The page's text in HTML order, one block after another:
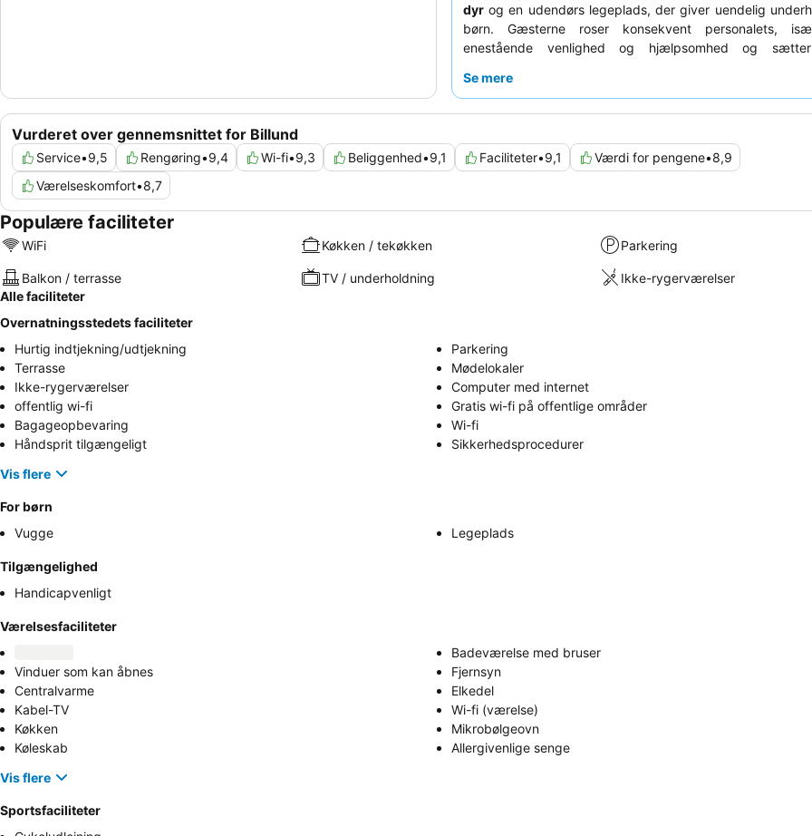
dyr og en udendørs legeplads, der giver uendelig
børn. Gæsterne roser konsekvent personalets,
enestående venlighed og hjælpsomhed og
madlavning. For en virkelig fordybende oplevelse kan du
Se mere
Vurderet over gennemsnittet for Billund
Service•9,5 Rengøring•9,4 Wi-fi•9,3 Beliggenhed•9,1 Faciliteter•9,1 Værdi for pengene•8,9
Værelseskomfort•8,7
Populære faciliteter
WiFi Køkken / tekøkken Parkering
Balkon / terrasse TV / underholdning
Ikke-rygerværelser
Alle faciliteter
Overnatningsstedets faciliteter
Hurtig indtjekning/udtjekning
Parkering
Terrasse
Mødelokaler
Ikke-rygerværelser
Computer med internet
offentlig wi-fi
Gratis wi-fi på offentlige områder
Bagageopbevaring
Wi-fi
Håndsprit tilgængeligt
Sikkerhedsprocedurer
Vis flere
For børn
Vugge
Legeplads
Tilgængelighed
Handicapvenligt
Værelsesfaciliteter
Badeværelse med bruser
Vinduer som kan åbnes
Fjernsyn
Centralvarme
Elkedel
Kabel-TV
Wi-fi (værelse)
Køkken
Mikrobølgeovn
Køleskab
Allergivenlige senge
Vis flere
Sportsfaciliteter